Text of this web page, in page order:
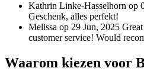
Kathrin Linke-Hasselhorn op
Geschenk, alles perfekt!
Melissa op 29 Jun, 2025
customer service! Would
Waarom kiezen voor